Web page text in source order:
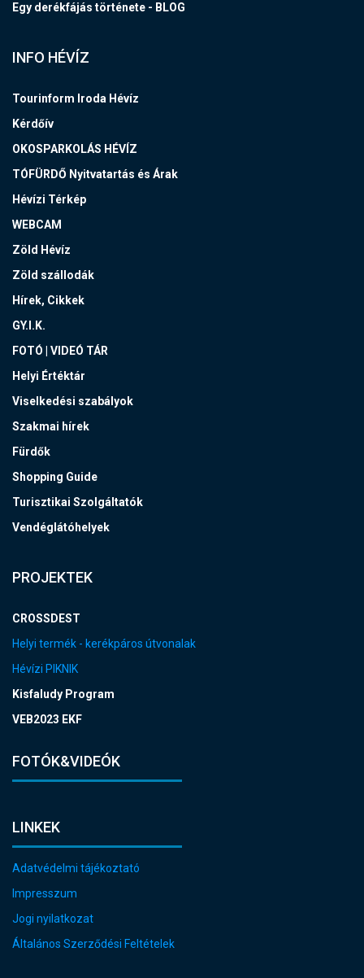
Egy derékfájás története - BLOG
INFO HÉVÍZ
Tourinform Iroda Hévíz
Kérdőív
OKOSPARKOLÁS HÉVÍZ
TÓFÜRDŐ Nyitvatartás és Árak
Hévízi Térkép
WEBCAM
Zöld Hévíz
Zöld szállodák
Hírek, Cikkek
GY.I.K.
FOTÓ | VIDEÓ TÁR
Helyi Értéktár
Viselkedési szabályok
Szakmai hírek
Fürdők
Shopping Guide
Turisztikai Szolgáltatók
Vendéglátóhelyek
PROJEKTEK
CROSSDEST
Helyi termék - kerékpáros útvonalak
Hévízi PIKNIK
Kisfaludy Program
VEB2023 EKF
FOTÓK&VIDEÓK
LINKEK
Adatvédelmi tájékoztató
Impresszum
Jogi nyilatkozat
Általános Szerződési Feltételek